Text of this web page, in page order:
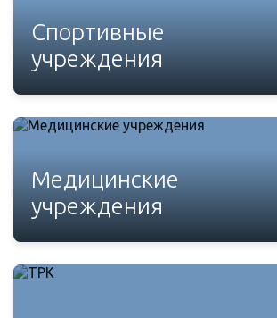
Спортивные
учреждения
Медицинские
учреждения